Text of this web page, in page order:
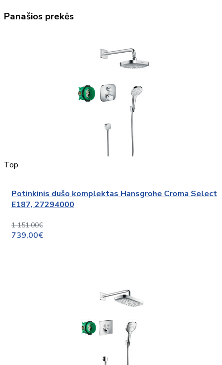
Panašios prekės
Top
Potinkinis dušo komplektas Hansgrohe Croma Select
E187, 27294000
1 151,00€
739,00€